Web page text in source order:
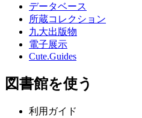
データベース
所蔵コレクション
九大出版物
電子展示
Cute.Guides
図書館を使う
利用ガイド